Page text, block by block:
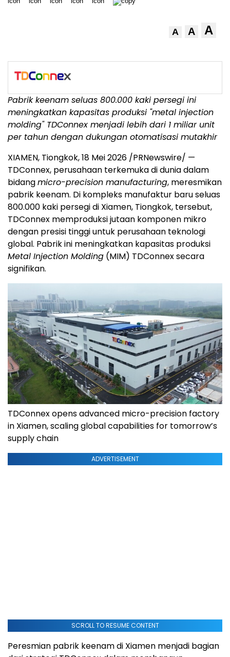
A A A
Pabrik keenam seluas 800.000 kaki persegi ini
meningkatkan kapasitas produksi "metal injection
molding" TDConnex menjadi lebih dari 1 miliar unit
per tahun dengan dukungan otomatisasi mutakhir
XIAMEN, Tiongkok, 18 Mei 2026 /PRNewswire/ —
TDConnex, perusahaan terkemuka di dunia dalam
bidangmicro-precision manufacturing, meresmikan
pabrik keenam. Di kompleks manufaktur baru seluas
800.000 kaki persegi di Xiamen, Tiongkok, tersebut,
TDConnex memproduksi jutaan komponen mikro
dengan presisi tinggi untuk perusahaan teknologi
global. Pabrik ini meningkatkan kapasitas produksi
Metal Injection Molding (MIM) TDConnex secara
signifikan.
TDConnex opens advanced micro-precision factory
in Xiamen, scaling global capabilities for tomorrow’s
supply chain
ADVERTISEMENT
SCROLL TO RESUME CONTENT
Peresmian pabrik keenam di Xiamen menjadi bagian